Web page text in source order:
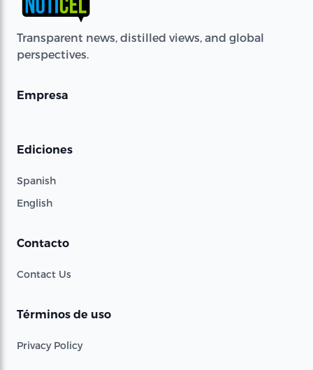
Transparent news, distilled views, and global
perspectives.
Empresa
Ediciones
Spanish
English
Contacto
Contact Us
Términos de uso
Privacy Policy